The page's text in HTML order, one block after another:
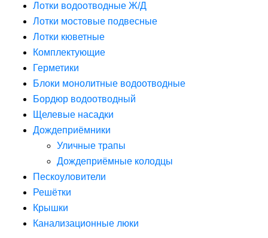
Лотки водоотводные Ж/Д
Лотки мостовые подвесные
Лотки кюветные
Комплектующие
Герметики
Блоки монолитные водоотводные
Бордюр водоотводный
Щелевые насадки
Дождеприёмники
Уличные трапы
Дождеприёмные колодцы
Пескоуловители
Решётки
Крышки
Канализационные люки